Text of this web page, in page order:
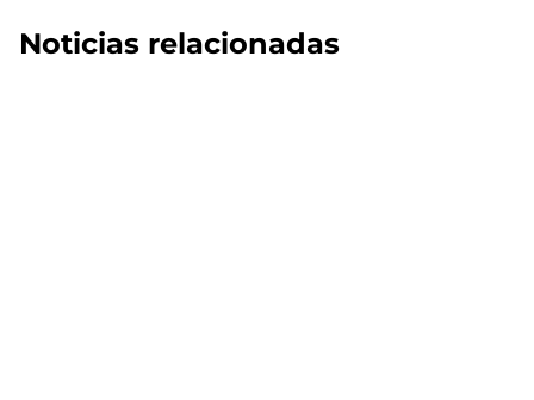
Noticias relacionadas